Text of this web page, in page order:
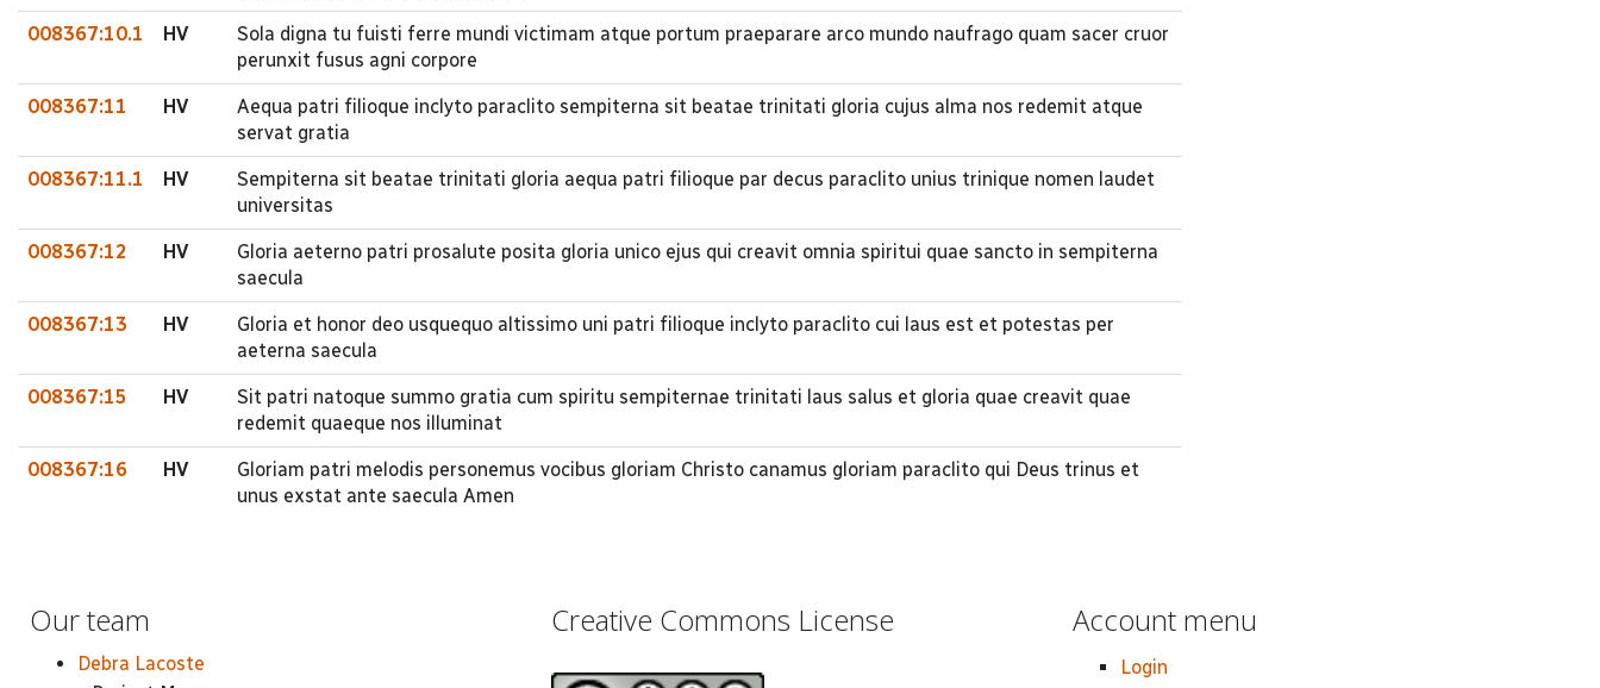
008367:10.1 HV
Sola digna tu fuisti ferre mundi victimam atque portum praeparare arco mundo naufrago quam sacer cruor
perunxit fusus agni corpore
008367:11 HV
Aequa patri filioque inclyto paraclito sempiterna sit beatae trinitati gloria cujus alma nos redemit atque
servat gratia
008367:11.1 HV
Sempiterna sit beatae trinitati gloria aequa patri filioque par decus paraclito unius trinique nomen laudet
universitas
008367:12 HV
Gloria aeterno patri prosalute posita gloria unico ejus qui creavit omnia spiritui quae sancto in sempiterna
saecula
008367:13 HV
Gloria et honor deo usquequo altissimo uni patri filioque inclyto paraclito cui laus est et potestas per
aeterna saecula
008367:15 HV
Sit patri natoque summo gratia cum spiritu sempiternae trinitati laus salus et gloria quae creavit quae
redemit quaeque nos illuminat
008367:16 HV
Gloriam patri melodis personemus vocibus gloriam Christo canamus gloriam paraclito qui Deus trinus et
unus exstat ante saecula Amen
Our team
Debra Lacoste
Creative Commons License Account menu
Login